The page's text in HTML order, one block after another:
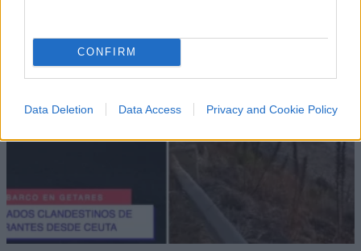
CONFIRM
Data Deletion Data Access Privacy and Cookie Policy